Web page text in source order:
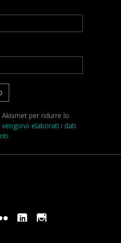
per ridurre lo
vengono elaborati i dati
.